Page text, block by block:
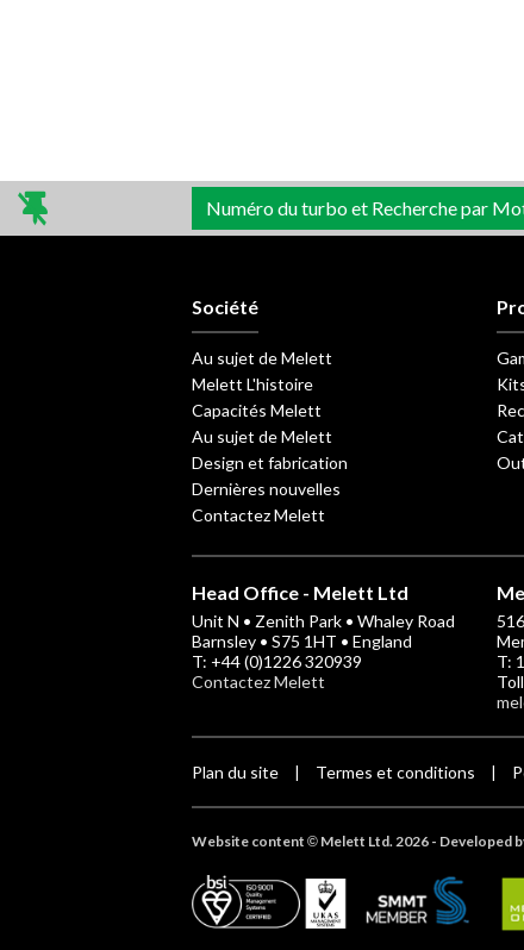
Numéro du turbo et Recherche par
Société
Au sujet de Melett
Melett L'histoire
Capacités Melett
Au sujet de Melett
Design et fabrication
Dernières nouvelles
Contactez Melett
Head Office - Melett Ltd
Unit N • Zenith Park • Whaley Road
Barnsley • S75 1HT • England
T: +44 (0)1226 320939
Contactez Melett
T:
Plan du site | Termes et conditions |
Website content© Melett Ltd. 2026 - Developed